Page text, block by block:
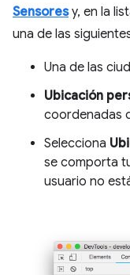
Sensoresy, en la
una de las
Una de las
Ubicación
coordenadas
Selecciona
se comporta
usuario no